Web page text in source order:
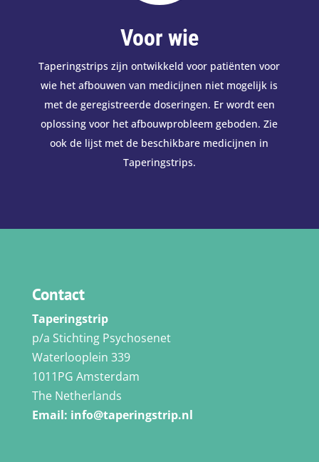
Voor wie
Taperingstrips zijn ontwikkeld voor patiënten voor
wie het afbouwen van medicijnen niet mogelijk is
met de geregistreerde doseringen. Er wordt een
oplossing voor het afbouwprobleem geboden. Zie
ook de lijst met de beschikbare medicijnen in
Taperingstrips.
Contact
Taperingstrip
p/a Stichting Psychosenet
Waterlooplein 339
1011PG Amsterdam
The Netherlands
Email: info@taperingstrip.nl